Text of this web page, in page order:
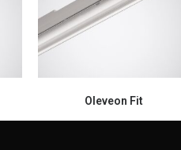
Oleveon Fit